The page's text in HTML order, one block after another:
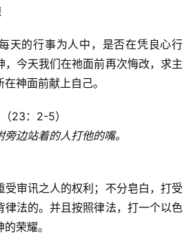
天的行事为人中，是否在凭良心行
，今天我们在祂面前再次悔改，求主
神面前献上自己。
23：2-5）
边站着的人打他的嘴。
受审讯之人的权利；不分皂白，打受
律法的。并且按照律法，打一个以色
荣耀。